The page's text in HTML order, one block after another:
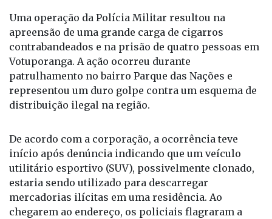
Uma operação da Polícia Militar resultou na
apreensão de uma grande carga de cigarros
contrabandeados e na prisão de quatro pessoas em
Votuporanga. A ação ocorreu durante
patrulhamento no bairro Parque das Nações e
representou um duro golpe contra um esquema de
distribuição ilegal na região.
De acordo com a corporação, a ocorrência teve
início após denúncia indicando que um veículo
utilitário esportivo (SUV), possivelmente clonado,
estaria sendo utilizado para descarregar
mercadorias ilícitas em uma residência. Ao
chegarem ao endereço, os policiais flagraram a